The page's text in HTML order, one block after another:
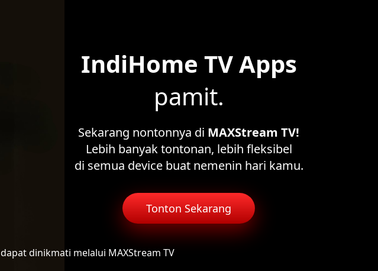
IndiHome TV Apps
pamit.
Sekarang nontonnya di MAXStream TV!
Lebih banyak tontonan, lebih fleksibel
di semua device buat nemenin hari kamu.
Tonton Sekarang
dapat dinikmati melalui MAXStream TV